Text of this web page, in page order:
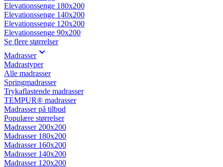
Elevationssenge 180x200
Elevationssenge 140x200
Elevationssenge 120x200
Elevationssenge 90x200
Se flere størrelser
Madrasser
Madrastyper
Alle madrasser
Springmadrasser
Trykaflastende madrasser
TEMPUR® madrasser
Madrasser på tilbud
Populære størrelser
Madrasser 200x200
Madrasser 180x200
Madrasser 160x200
Madrasser 140x200
Madrasser 120x200